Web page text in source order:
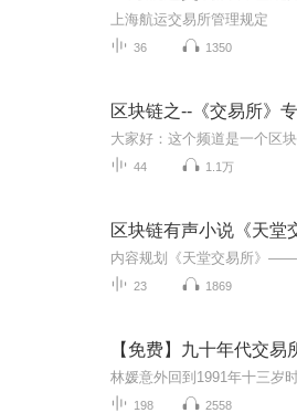
上海航运交易所管理规定
36 1350
区块链之--《交易所》专
44 1.1万
区块链有声小说《天堂
23 1869
【免费】九十年代交易
198 2558